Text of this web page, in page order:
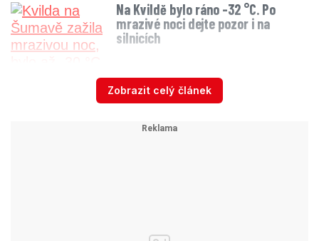
Na Kvildě bylo ráno -32 °C. Po
mrazivé noci dejte pozor i na
silnicích
Česko také po srážkově vydatném začátku roku
Zobrazit celý článek